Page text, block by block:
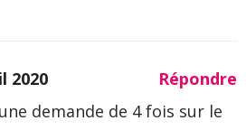
2020
Répondre
une demande de 4 fois sur le